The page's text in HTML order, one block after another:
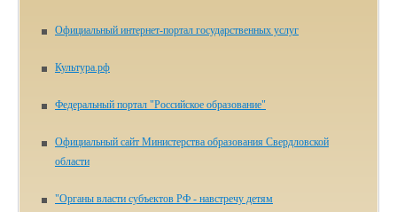
Официальный интернет-портал государственных услуг
Культура.рф
Федеральный портал "Российское образование"
Официальный сайт Министерства образования Свердловской
области
"Органы власти субъектов РФ - навстречу детям